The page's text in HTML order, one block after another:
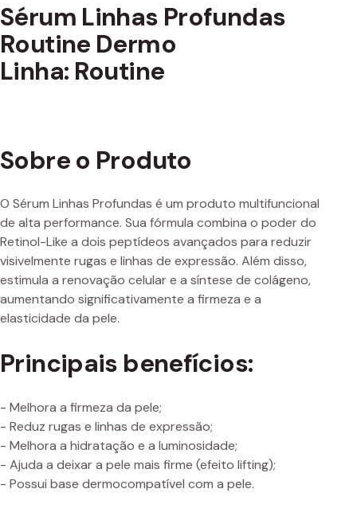
Sérum Linhas Profundas
Routine Dermo
Linha: Routine
Sobre o Produto
O Sérum Linhas Profundas é um produto multifuncional
de alta performance. Sua fórmula combina o poder do
Retinol-Like a dois peptídeos avançados para reduzir
visivelmente rugas e linhas de expressão. Além disso,
estimula a renovação celular e a síntese de colágeno,
aumentando significativamente a firmeza e a
elasticidade da pele.
Principais benefícios:
- Melhora a firmeza da pele;
- Reduz rugas e linhas de expressão;
- Melhora a hidratação e a luminosidade;
- Ajuda a deixar a pele mais firme (efeito lifting);
- Possui base dermocompatível com a pele.